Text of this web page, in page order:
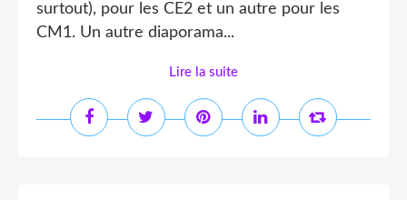
surtout), pour les CE2 et un autre pour les
CM1. Un autre diaporama...
Lire la suite